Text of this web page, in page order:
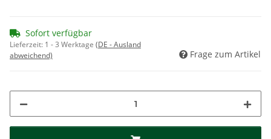
Sofort verfügbar
Lieferzeit: 1 - 3 Werktage (DE - Ausland
abweichend)
Frage zum Artikel